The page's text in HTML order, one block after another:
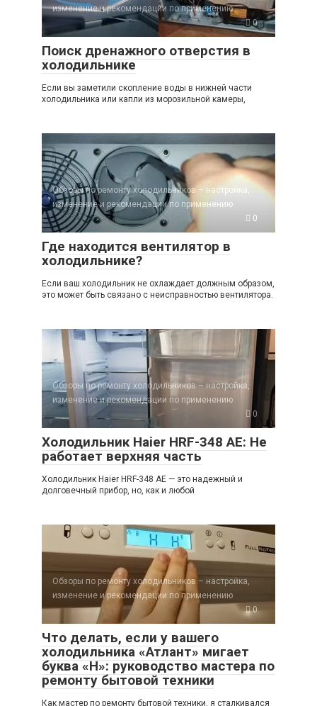
изменение и рекомендации по применению
0
Поиск дренажного отверстия в
холодильнике
Если вы заметили скопление воды в нижней части
холодильника или капли из морозильной камеры,
Обзоры по ремонту холодильников – настройка,
изменение и рекомендации по применению
0
Где находится вентилятор в
холодильнике?
Если ваш холодильник не охлаждает должным образом,
это может быть связано с неисправностью вентилятора.
Обзоры по ремонту холодильников – настройка,
изменение и рекомендации по применению
0
Холодильник Haier HRF-348 AE: Не
работает верхняя часть
Холодильник Haier HRF-348 AE — это надежный и
долговечный прибор, но, как и любой
Обзоры по ремонту холодильников – настройка,
изменение и рекомендации по применению
0
Что делать, если у вашего
холодильника «Атлант» мигает
буква «Н»: руководство мастера по
ремонту бытовой техники
Как мастер по ремонту бытовой техники, я сталкивался